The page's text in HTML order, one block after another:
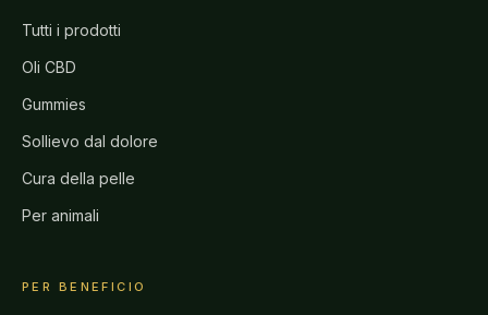
Tutti i prodotti
Oli CBD
Gummies
Sollievo dal dolore
Cura della pelle
Per animali
PER BENEFICIO